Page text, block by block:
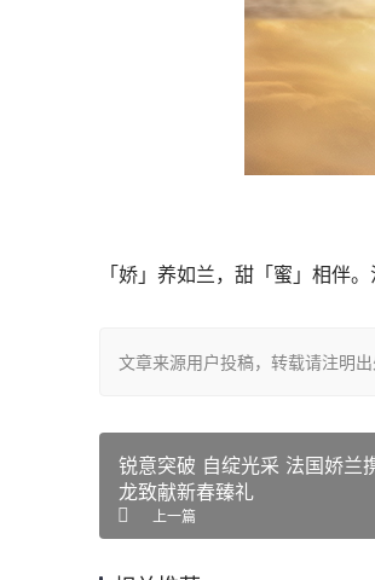
「娇」养如兰，甜「蜜」相伴
文章来源用户投稿，转载请注明出
锐意突破 自绽光采 法国娇兰
龙致献新春臻礼
上一篇